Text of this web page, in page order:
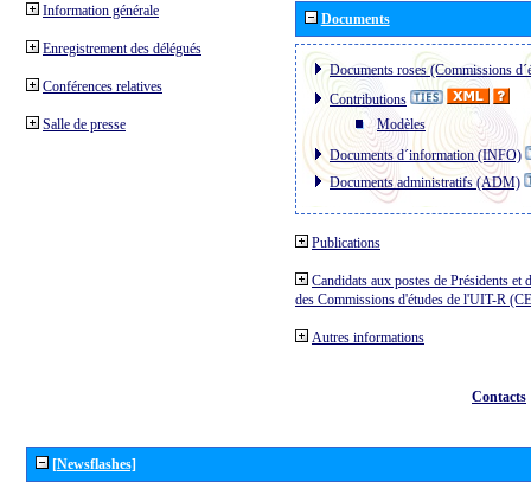
Information générale
Enregistrement des délégués
Conférences relatives
Salle de presse
Documents
Documents roses (Commissions
Contributions
Modèles
Documents d´information (INFO)
Documents administratifs (ADM)
Publications
Candidats aux postes de Présidents et
des Commissions d'études de l'UIT-R
Autres informations
Contacts
[Newsflashes]